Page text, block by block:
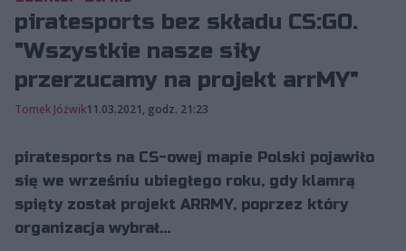
piratesports bez składu CS:GO.
"Wszystkie nasze siły
przerzucamy na projekt arrMY"
Tomek Jóźwik11.03.2021, godz. 21:23
piratesports na CS-owej mapie Polski pojawiło
się we wrześniu ubiegłego roku, gdy klamrą
spięty został projekt ARRMY, poprzez który
organizacja wybrał...